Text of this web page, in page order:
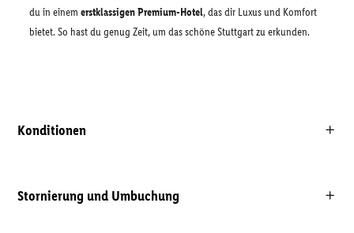
du in einem erstklassigen Premium-Hotel, das dir Luxus und Komfort
bietet. So hast du genug Zeit, um das schöne Stuttgart zu erkunden.
Konditionen
Stornierung und Umbuchung